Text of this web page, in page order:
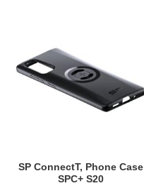
SP ConnectT, Phone Case
SPC+ S20